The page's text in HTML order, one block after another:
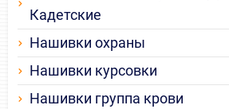
Кадетские
Нашивки охраны
Нашивки курсовки
Нашивки группа крови